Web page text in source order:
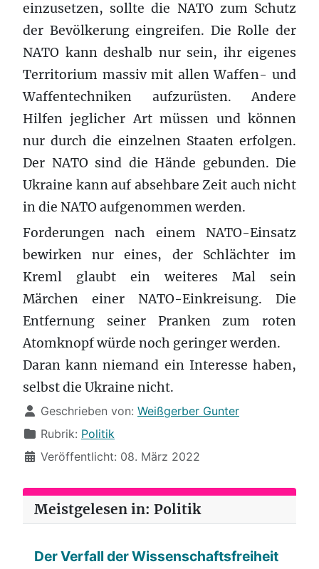
einzusetzen, sollte die NATO zum Schutz
der Bevölkerung eingreifen. Die Rolle der
NATO kann deshalb nur sein, ihr eigenes
Territorium massiv mit allen Waffen- und
Waffentechniken aufzurüsten. Andere
Hilfen jeglicher Art müssen und können
nur durch die einzelnen Staaten erfolgen.
Der NATO sind die Hände gebunden. Die
Ukraine kann auf absehbare Zeit auch nicht
in die NATO aufgenommen werden.
Forderungen nach einem NATO-Einsatz
bewirken nur eines, der Schlächter im
Kreml glaubt ein weiteres Mal sein
Märchen einer NATO-Einkreisung. Die
Entfernung seiner Pranken zum roten
Atomknopf würde noch geringer werden.
Daran kann niemand ein Interesse haben,
selbst die Ukraine nicht.
Details
Geschrieben von: Weißgerber Gunter
Rubrik: Politik
Veröffentlicht: 08. März 2022
Meistgelesen in: Politik
Der Verfall der Wissenschaftsfreiheit